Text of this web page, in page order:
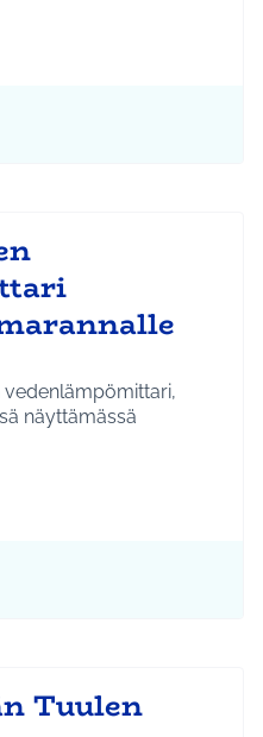
Kellokoski
mukaan: Ympäristö
vedenlämpömittari,
näyttämässä
Koko Tuusula
teeman mukaan: Ympäristö
Tuulen